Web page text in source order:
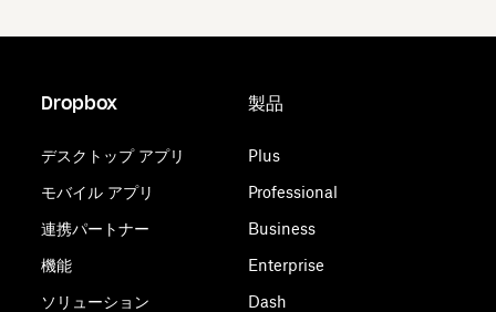
Dropbox
デスクトップ アプリ
モバイル アプリ
連携パートナー
機能
ソリューション
製品
Plus
Professional
Business
Enterprise
Dash